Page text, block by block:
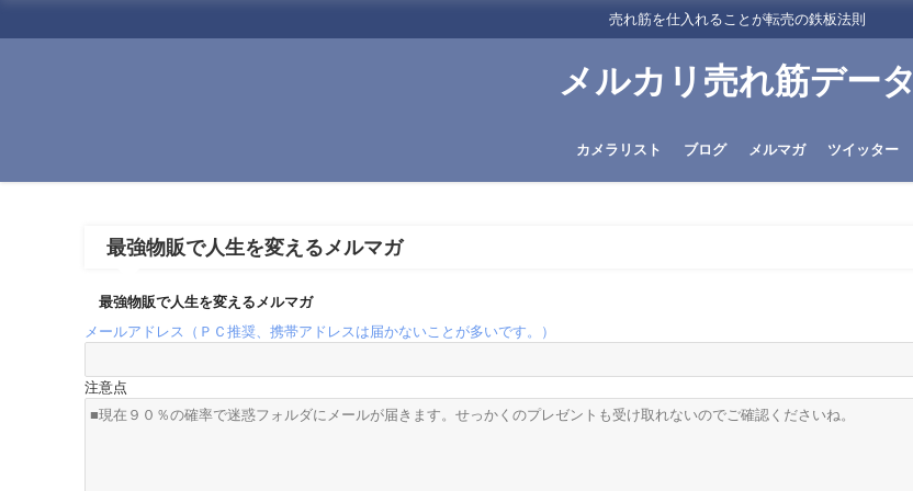
売れ筋を仕入れることが転売の鉄板法則
メルカリ売れ筋データ
カメラリスト ブログ メルマガ ツイッター
最強物販で人生を変えるメルマガ
最強物販で人生を変えるメルマガ
メールアドレス（ＰＣ推奨、携帯アドレスは届かないことが多いです。）
注意点